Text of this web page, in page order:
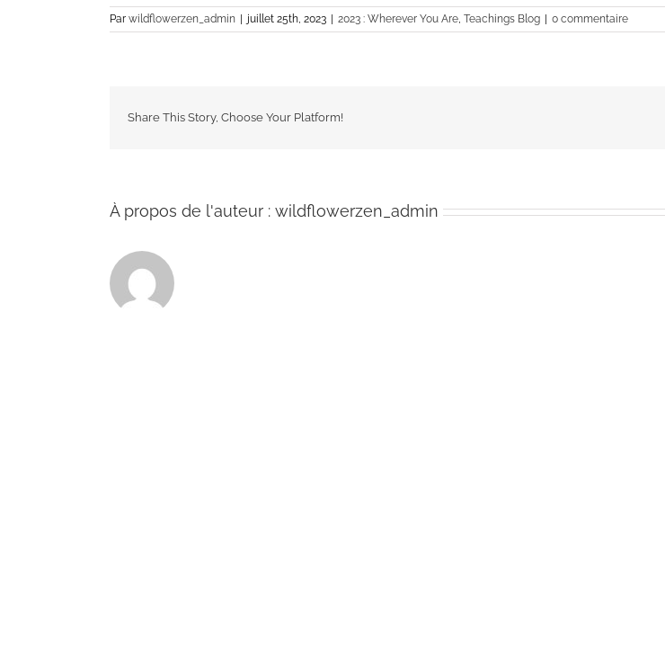
Par wildflowerzen_admin juillet 25th, 2023 2023 : Wherever You Are, Teachings Blog 0 commentaire
Share This Story, Choose Your Platform!
À propos de l'auteur : wildflowerzen_admin